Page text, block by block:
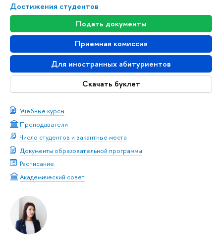
Достижения студентов
Подать документы
Приемная комиссия
Для иностранных абитуриентов
Скачать буклет
Учебные курсы
Преподаватели
Число студентов и вакантные места
Документы образовательной программы
Расписание
Академический совет